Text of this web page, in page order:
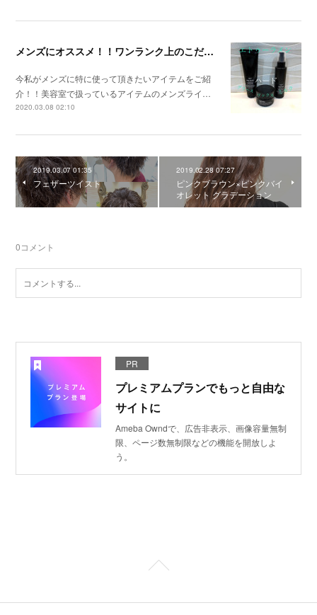
メンズにオススメ！！ワンランク上のこだわり商品！！
今私がメンズに特に使って頂きたいアイテムをご紹
介！！美容室で扱っているアイテムのメンズライ…
2020.03.08 02:10
2019.03.07 01:35
フェザーツイスト
2019.02.28 07:27
ピンクブラウン×ピンクバイ
オレット グラデーション
0コメント
PR
プレミアムプランでもっと自由な
サイトに
Ameba Owndで、広告非表示、画像容量無制
限、ページ数無制限などの機能を開放しよ
う。